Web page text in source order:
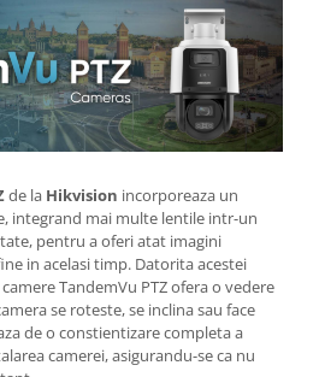
de la Hikvision incorporeaza un
integrand mai multe lentile intr-un
pentru a oferi atat imagini
in acelasi timp. Datorita acestei
TandemVu PTZ ofera o vedere
se roteste, se inclina sau face
de o constientizare completa a
camerei, asigurandu-se ca nu